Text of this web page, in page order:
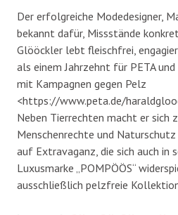
Der erfolgreiche Modedesigner,
bekannt dafür, Missstände
Glööckler lebt fleischfrei,
als einem Jahrzehnt für PETA
mit Kampagnen gegen Pelz
<https://www.peta.de/
Neben Tierrechten macht er sich
Menschenrechte und
auf Extravaganz, die sich auch in
Luxusmarke „POMPÖÖS“
ausschließlich pelzfreie